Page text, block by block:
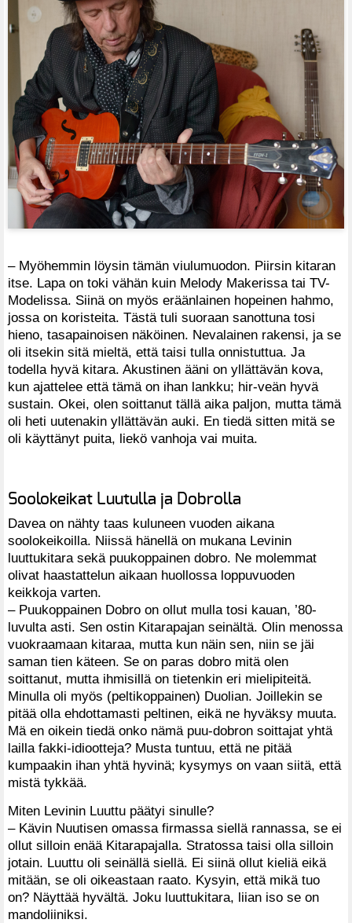
– Myöhemmin löysin tämän viulumuodon. Piirsin kitaran
itse. Lapa on toki vähän kuin Melody Makerissa tai TV-
Modelissa. Siinä on myös eräänlainen hopeinen hahmo,
jossa on koristeita. Tästä tuli suoraan sanottuna tosi
hieno, tasapainoisen näköinen. Nevalainen rakensi, ja se
oli itsekin sitä mieltä, että taisi tulla onnistuttua. Ja
todella hyvä kitara. Akustinen ääni on yllättävän kova,
kun ajattelee että tämä on ihan lankku; hir-veän hyvä
sustain. Okei, olen soittanut tällä aika paljon, mutta tämä
oli heti uutenakin yllättävän auki. En tiedä sitten mitä se
oli käyttänyt puita, liekö vanhoja vai muita.
Soolokeikat Luutulla ja Dobrolla
Davea on nähty taas kuluneen vuoden aikana
soolokeikoilla. Niissä hänellä on mukana Levinin
luuttukitara sekä puukoppainen dobro. Ne molemmat
olivat haastattelun aikaan huollossa loppuvuoden
keikkoja varten.
– Puukoppainen Dobro on ollut mulla tosi kauan, ’80-
luvulta asti. Sen ostin Kitarapajan seinältä. Olin menossa
vuokraamaan kitaraa, mutta kun näin sen, niin se jäi
saman tien käteen. Se on paras dobro mitä olen
soittanut, mutta ihmisillä on tietenkin eri mielipiteitä.
Minulla oli myös (peltikoppainen) Duolian. Joillekin se
pitää olla ehdottamasti peltinen, eikä ne hyväksy muuta.
Mä en oikein tiedä onko nämä puu-dobron soittajat yhtä
lailla fakki-idiootteja? Musta tuntuu, että ne pitää
kumpaakin ihan yhtä hyvinä; kysymys on vaan siitä, että
mistä tykkää.
Miten Levinin Luuttu päätyi sinulle?
– Kävin Nuutisen omassa firmassa siellä rannassa, se ei
ollut silloin enää Kitarapajalla. Stratossa taisi olla silloin
jotain. Luuttu oli seinällä siellä. Ei siinä ollut kieliä eikä
mitään, se oli oikeastaan raato. Kysyin, että mikä tuo
on? Näyttää hyvältä. Joku luuttukitara, liian iso se on
mandoliiniksi.